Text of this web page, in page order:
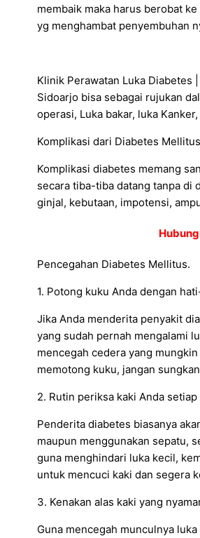
membaik maka harus berobat
yg menghambat penyembuhan
Klinik Perawatan Luka Diabetes
Sidoarjo bisa sebagai rujukan
operasi, Luka bakar, luka
Komplikasi dari Diabetes
Komplikasi diabetes memang
secara tiba-tiba datang tanpa di
ginjal, kebutaan, impotensi,
Pencegahan Diabetes Mellitus.
1. Potong kuku Anda dengan
Jika Anda menderita penyakit
yang sudah pernah mengalami
mencegah cedera yang
memotong kuku, jangan
2. Rutin periksa kaki Anda setiap
Penderita diabetes biasanya
maupun menggunakan sepatu,
guna menghindari luka kecil,
untuk mencuci kaki dan segera
3. Kenakan alas kaki yang
Guna mencegah munculnya